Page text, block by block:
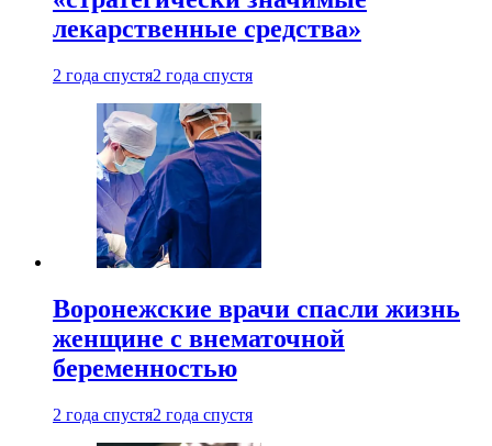
лекарственные средства»
2 года спустя2 года спустя
Воронежские врачи спасли жизнь
женщине с внематочной
беременностью
2 года спустя2 года спустя